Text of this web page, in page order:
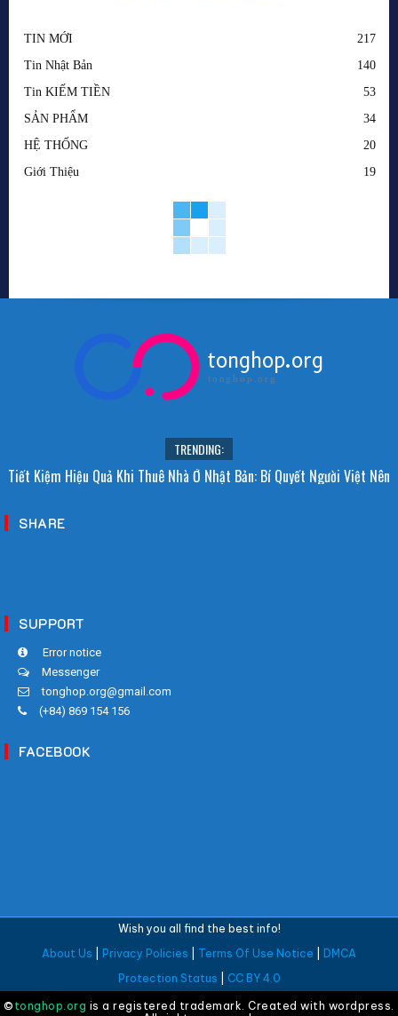
TIN MỚI
217
Tin Nhật Bản
140
Tin KIẾM TIỀN
53
SẢN PHẨM
34
HỆ THỐNG
20
Giới Thiệu
19
tonghop.org
tonghop.org
TRENDING:
Tiết Kiệm Hiệu Quả Khi Thuê Nhà Ở Nhật Bản: Bí Quyết Người Việt Nên
SHARE
SUPPORT
Error notice
Messenger
tonghop.org@gmail.com
(+84) 869 154 156
FACEBOOK
Wish you all find the best info!
About Us
Privacy Policies Terms Of Use Notice
DMCA
Protection Status
CC BY 4.0
© tonghop.org is a registered trademark. Created with wordpress.